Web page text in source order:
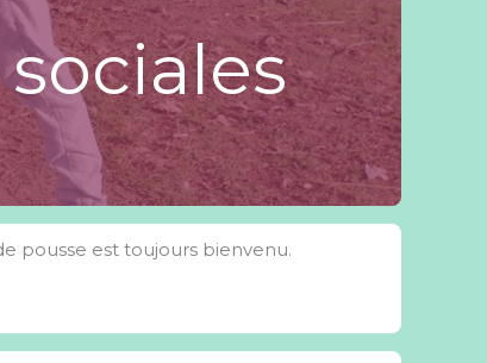
pousse est toujours bienvenu.